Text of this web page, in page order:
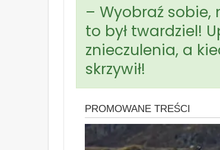
– Wyobraź sobie,
to był twardziel!
znieczulenia, a
skrzywił!